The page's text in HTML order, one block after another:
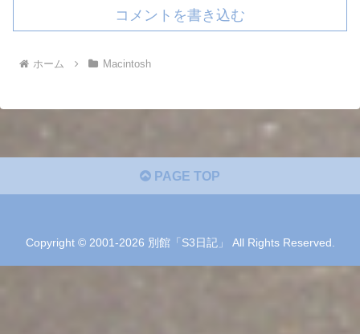
コメントを書き込む
ホーム Macintosh
PAGE TOP
Copyright © 2001-2026 別館「S3日記」 All Rights Reserved.